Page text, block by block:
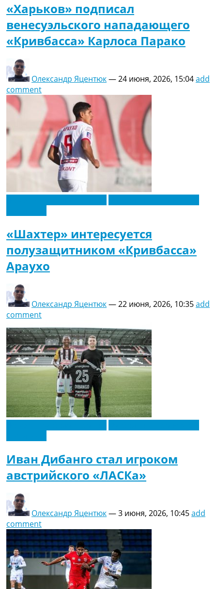
«Харьков» подписал
венесуэльского нападающего
«Кривбасса» Карлоса Парако
Олександр Яцентюк—24 июня, 2026, 15:04add
comment
«Шахтер» интересуется
полузащитником «Кривбасса»
Араухо
Олександр Яцентюк—22 июня, 2026, 10:35add
comment
Иван Дибанго стал игроком
австрийского «ЛАСКа»
Олександр Яцентюк—3 июня, 2026, 10:45add
comment